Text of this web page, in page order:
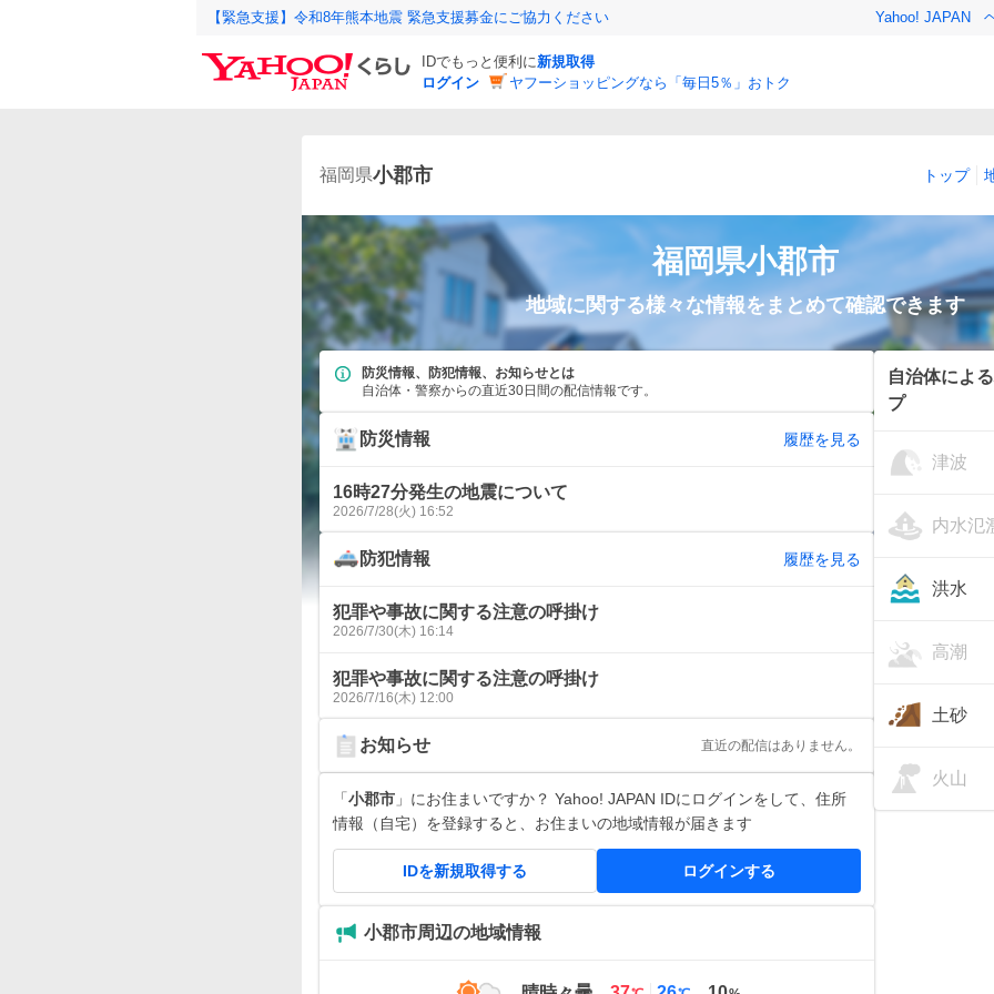
【緊急支援】令和8年熊本地震 緊急支援募金にご協力ください Yahoo! JAPAN
IDでもっと便利に新規取得
ログイン
ヤフーショッピングなら「毎日5％」おトク
福岡県小郡市 トップ
福岡県小郡市
地域に関する様々な情報をまとめて確認できます
防災情報、防犯情報、お知らせとは
自治体・警察からの直近30日間の配信情報です。
防災情報 履歴を見る
16時27分発生の地震について
2026/7/28(火) 16:52
防犯情報 履歴を見る
犯罪や事故に関する注意の呼掛け
2026/7/30(木) 16:14
犯罪や事故に関する注意の呼掛け
2026/7/16(木) 12:00
お知らせ 直近の配信はありません。
「小郡市 」にお住まいですか？ Yahoo! JAPAN IDにログインをして、住所
情報（自宅）を登録すると、お住まいの地域情報が届きます
IDを新規取得する ログインする
小郡市周辺の地域情報
最 最
自治体によ
プ
津波
内水氾
洪水
高潮
土砂
火山